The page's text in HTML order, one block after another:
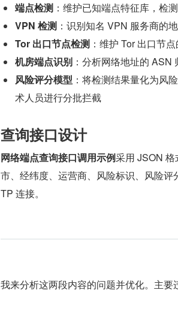
端点检测 ：维护已知端点特征库，检
VPN 检测 ：识别知名 VPN 服务商的
Tor 出口节点检测 ：维护 Tor 出口节
机房端点识别 ：分析网络地址的
风险评分模型 ：将检测结果量化为风
术人员进行分批拦截
查询接口设计
网络端点查询接口调用示例采用 JSON
市、经纬度、运营商、风险标识、风险
TP 连接。
我来分析这两段内容的问题并优化。主要